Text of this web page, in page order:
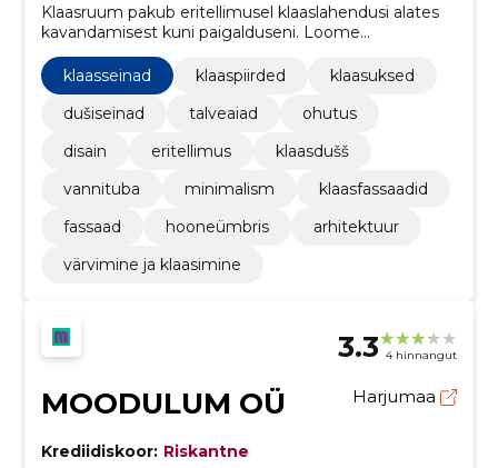
Klaasruum pakub eritellimusel klaaslahendusi alates
kavandamisest kuni paigalduseni. Loome
funktsionaalseid ja viimistletud ruume keerukatele
projektidele.
klaasseinad klaaspiirded
klaasuksed
dušiseinad
talveaiad
ohutus
disain
eritellimus
klaasdušš
vannituba
minimalism
klaasfassaadid
fassaad
hooneümbris
arhitektuur
värvimine ja klaasimine
3.3 4 hinnangut
MOODULUM OÜ Harjumaa
Krediidiskoor: Riskantne